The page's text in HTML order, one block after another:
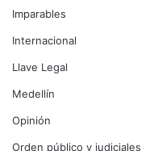
Imparables
Internacional
Llave Legal
Medellín
Opinión
Orden público y judiciales